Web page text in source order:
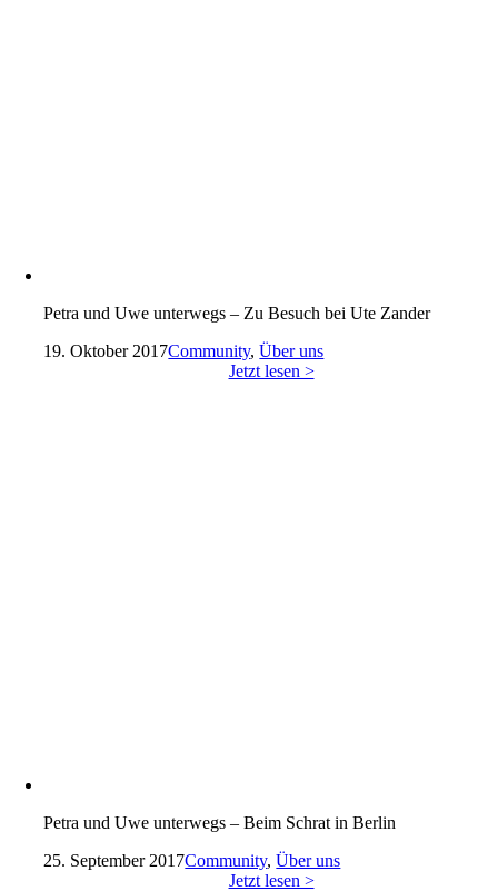
Petra und Uwe unterwegs – Zu Besuch bei Ute Zander
19. Oktober 2017Community,Über uns
Jetzt lesen >
Petra und Uwe unterwegs – Beim Schrat in Berlin
25. September 2017Community,Über uns
Jetzt lesen >